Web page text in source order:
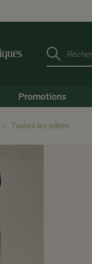
Mot
clé
Promotions
Toutes les pâtes